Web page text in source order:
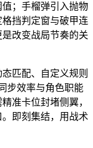
；手榴弹引入抛物
挡判定窗与破甲连
改变战局节奏的关
匹配、自定义规则
步效率与角色职能
准卡位封堵侧翼，
即刻集结，用战术